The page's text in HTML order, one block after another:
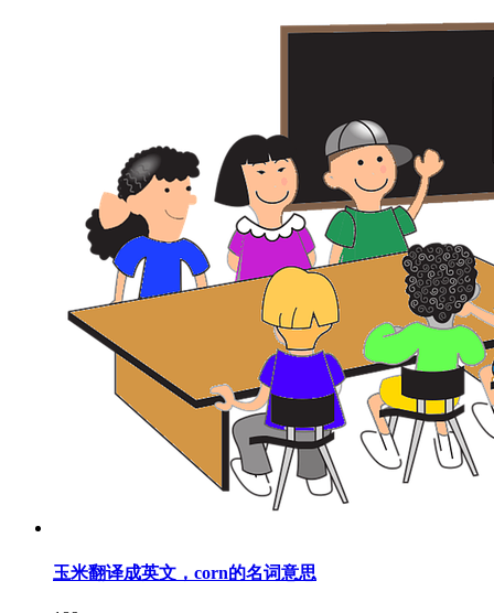
玉米翻译成英文，corn的名词意思